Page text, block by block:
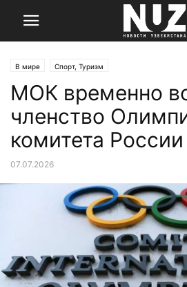
В мире Спорт, Туризм
МОК временно
членство
комитета России
07.07.2026